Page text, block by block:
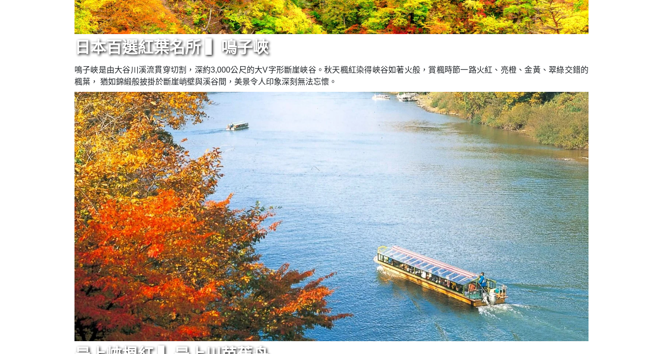
日本百選紅葉名所 ▍鳴子峽
鳴子峽是由大谷川溪流貫穿切割，深約3,000公尺的大V字形斷崖峽谷。秋天楓紅染得峽谷如著火般，賞楓時節一路火紅、亮橙、金黃、翠綠交錯的
楓葉， 猶如錦緞般披掛於斷崖峭壁與溪谷間，美景令人印象深刻無法忘懷。